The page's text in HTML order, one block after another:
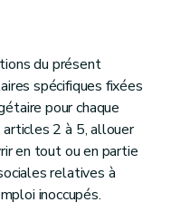
du présent
spécifiques fixées
pour chaque
2 à 5, allouer
en tout ou en partie
relatives à
inoccupés.